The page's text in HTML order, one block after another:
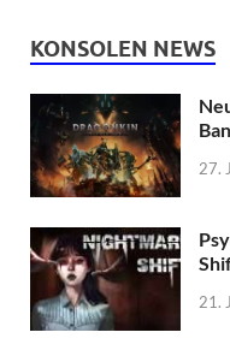
KONSOLEN NEWS
27.
21.